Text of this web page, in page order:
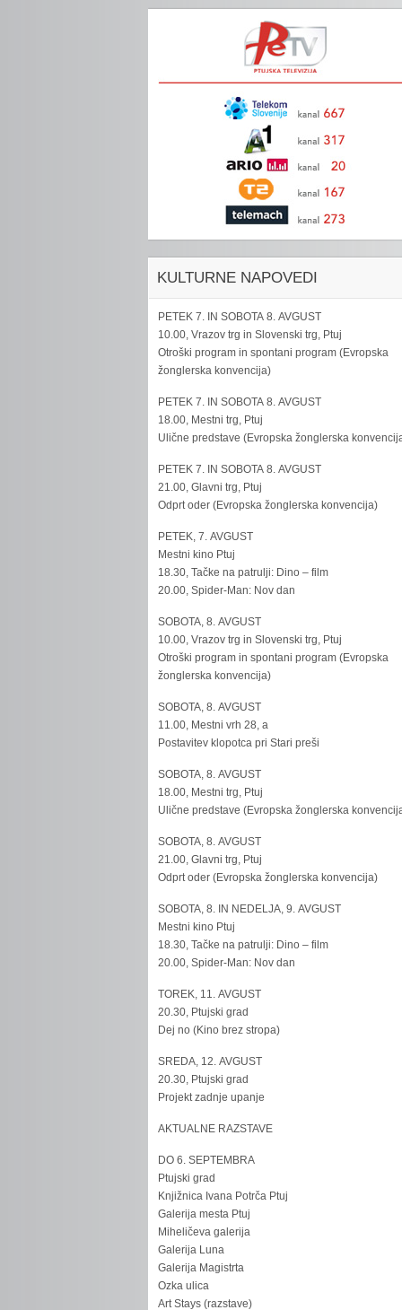
KULTURNE NAPOVEDI
PETEK 7. IN SOBOTA 8. AVGUST
10.00, Vrazov trg in Slovenski trg, Ptuj
Otroški program in spontani program (Evropska
žonglerska konvencija)
PETEK 7. IN SOBOTA 8. AVGUST
18.00, Mestni trg, Ptuj
Ulične predstave (Evropska žonglerska
PETEK 7. IN SOBOTA 8. AVGUST
21.00, Glavni trg, Ptuj
Odprt oder (Evropska žonglerska konvencija)
PETEK, 7. AVGUST
Mestni kino Ptuj
18.30, Tačke na patrulji: Dino – film
20.00, Spider-Man: Nov dan
SOBOTA, 8. AVGUST
10.00, Vrazov trg in Slovenski trg, Ptuj
Otroški program in spontani program (Evropska
žonglerska konvencija)
SOBOTA, 8. AVGUST
11.00, Mestni vrh 28, a
Postavitev klopotca pri Stari preši
SOBOTA, 8. AVGUST
18.00, Mestni trg, Ptuj
Ulične predstave (Evropska žonglerska
SOBOTA, 8. AVGUST
21.00, Glavni trg, Ptuj
Odprt oder (Evropska žonglerska konvencija)
SOBOTA, 8. IN NEDELJA, 9. AVGUST
Mestni kino Ptuj
18.30, Tačke na patrulji: Dino – film
20.00, Spider-Man: Nov dan
TOREK, 11. AVGUST
20.30, Ptujski grad
Dej no (Kino brez stropa)
SREDA, 12. AVGUST
20.30, Ptujski grad
Projekt zadnje upanje
AKTUALNE RAZSTAVE
DO 6. SEPTEMBRA
Ptujski grad
Knjižnica Ivana Potrča Ptuj
Galerija mesta Ptuj
Miheličeva galerija
Galerija Luna
Galerija Magistrta
Ozka ulica
Art Stays (razstave)